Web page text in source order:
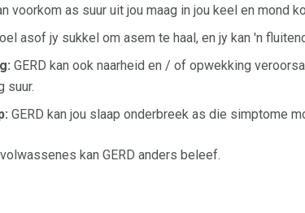
voorkom as suur uit jou maag in jou keel en mond
asof jy sukkel om asem te haal, en jy kan 'n
GERD kan ook naarheid en / of opwekking
suur.
GERD kan jou slaap onderbreek as die simptome
kan GERD anders beleef.